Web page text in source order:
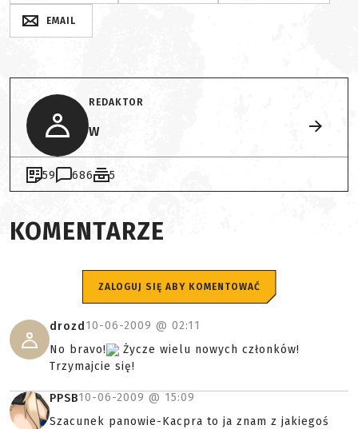
EMAIL
REDAKTOR
W
59 686 5
KOMENTARZE
ZALOGUJ SIĘ ABY KOMENTOWAĆ
drozd 10-06-2009 @ 02:11
No bravo!
Życze wielu nowych członków!
Trzymajcie się!
PPSB10-06-2009 @ 15:09
Szacunek panowie-Kacpra to ja znam z jakiegoś